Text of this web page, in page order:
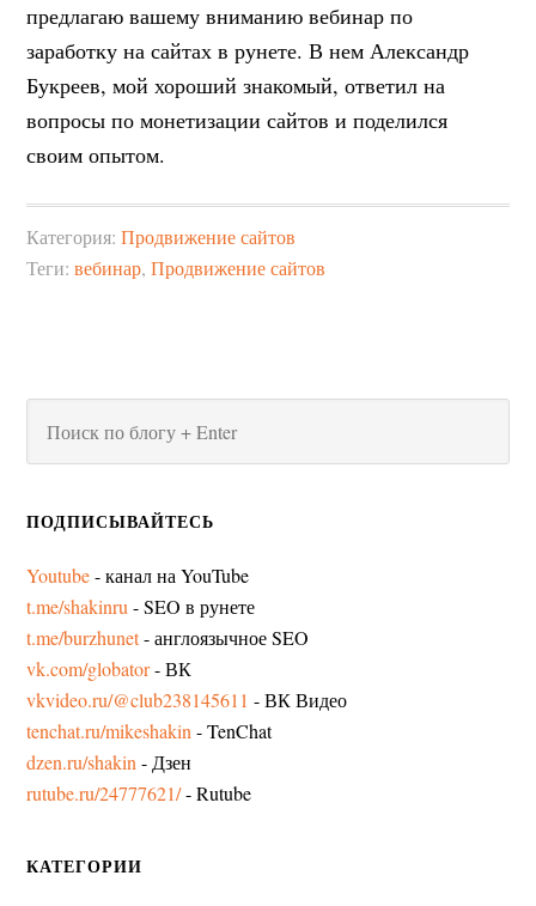
предлагаю вашему вниманию вебинар по
заработку на сайтах в рунете. В нем Александр
Букреев, мой хороший знакомый, ответил на
вопросы по монетизации сайтов и поделился
своим опытом.
Категория:Продвижение сайтов
Теги:вебинар,Продвижение сайтов
ПОДПИСЫВАЙТЕСЬ
Youtube- канал на YouTube
t.me/shakinru - SEO в рунете
t.me/burzhunet- англоязычное SEO
vk.com/globator- ВК
vkvideo.ru/@club238145611 - ВК Видео
tenchat.ru/mikeshakin - TenChat
dzen.ru/shakin - Дзен
rutube.ru/24777621/- Rutube
КАТЕГОРИИ